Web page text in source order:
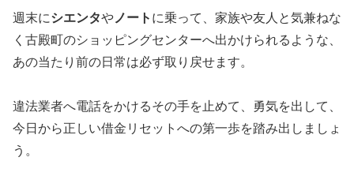
週末にシエンタや ノート に乗って、家族や友人と気兼ねな
く古殿町のショッピングセンターへ出かけられるような、
あの当たり前の日常は必ず取り戻せます。
違法業者へ電話をかけるその手を止めて、勇気を出して、
今日から正しい借金リセットへの第一歩を踏み出しましょ
う。